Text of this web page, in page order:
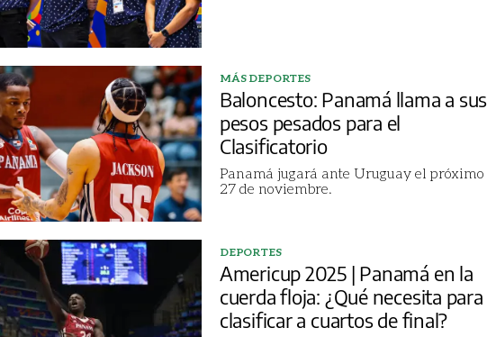
MÁS DEPORTES
Baloncesto: Panamá llama a sus
pesos pesados para el
Clasificatorio
Panamá jugará ante Uruguay el próximo
27 de noviembre.
DEPORTES
Americup 2025 | Panamá en la
cuerda floja: ¿Qué necesita para
clasificar a cuartos de final?